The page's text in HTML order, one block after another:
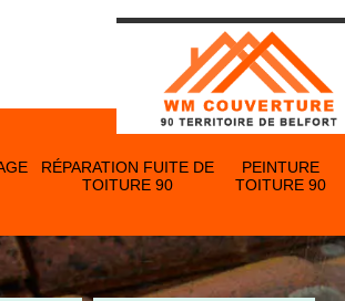
RÉPARATION FUITE DE
TOITURE 90
PEINTURE
TOITURE 90